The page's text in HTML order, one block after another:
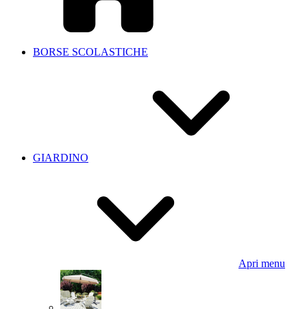
BORSE SCOLASTICHE
GIARDINO
Apri menu